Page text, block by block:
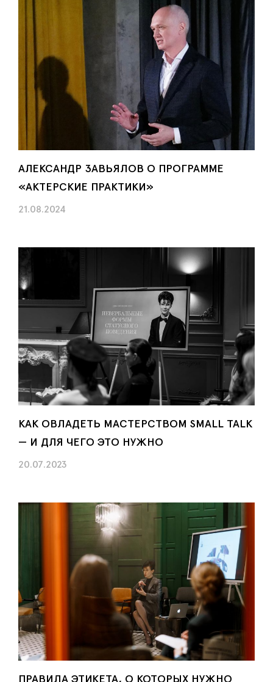
АЛЕКСАНДР ЗАВЬЯЛОВ О ПРОГРАММЕ
«АКТЕРСКИЕ ПРАКТИКИ»
21.08.2024
КАК ОВЛАДЕТЬ МАСТЕРСТВОМ SMALL TALK
— И ДЛЯ ЧЕГО ЭТО НУЖНО
20.07.2023
ПРАВИЛА ЭТИКЕТА, О КОТОРЫХ НУЖНО